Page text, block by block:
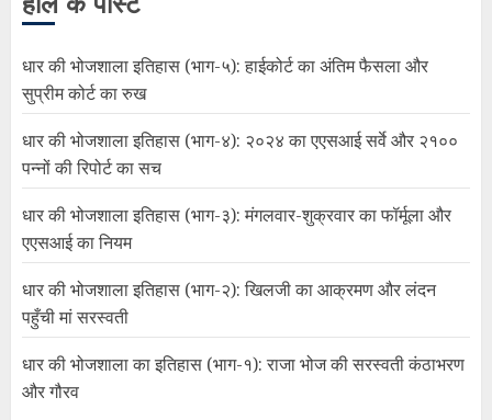
धार की भोजशाला इतिहास (भाग-५): हाईकोर्ट का अंतिम फैसला और
सुप्रीम कोर्ट का रुख
धार की भोजशाला इतिहास (भाग-४): २०२४ का एएसआई सर्वे और २१००
पन्नों की रिपोर्ट का सच
धार की भोजशाला इतिहास (भाग-३): मंगलवार-शुक्रवार का फॉर्मूला और
एएसआई का नियम
धार की भोजशाला इतिहास (भाग-२): खिलजी का आक्रमण और लंदन
पहुँची मां सरस्वती
धार की भोजशाला का इतिहास (भाग-१): राजा भोज की सरस्वती कंठाभरण
और गौरव